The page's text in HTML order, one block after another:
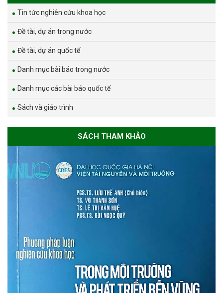
Tin tức nghiên cứu khoa học
Đề tài, dự án trong nước
Đề tài, dự án quốc tế
Danh mục bài báo trong nước
Danh mục các bài báo quốc tế
Sách và giáo trình
SÁCH THAM KHẢO